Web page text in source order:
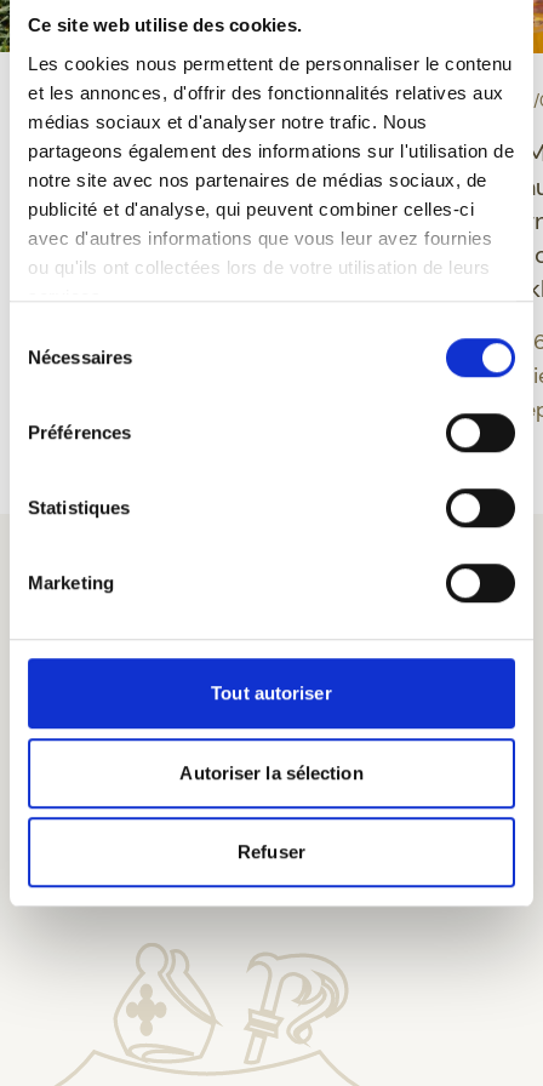
Ce site web utilise des cookies.
Les cookies nous permettent de personnaliser le contenu
et les annonces, d'offrir des fonctionnalités relatives aux
médias sociaux et d'analyser notre trafic. Nous
partageons également des informations sur l'utilisation de
notre site avec nos partenaires de médias sociaux, de
publicité et d'analyse, qui peuvent combiner celles-ci
avec d'autres informations que vous leur avez fournies
ou qu'ils ont collectées lors de votre utilisation de leurs
services.
Nécessaires
Préférences
Statistiques
Marketing
Tout autoriser
Autoriser la sélection
Refuser
PROEVERIJ-10/06/2026
Grisette Bio glutenvrij:
een Belgisch bier dat
plezier, evenwicht en
moderniteit verenigt
Grisette biedt een
Belgisch bier door
integreren in een
verankerd is in een
brouwkennis.
EVENEMENT-
Ducasse de
Feuillien
nieuwe
geïnspireerd
Montoise
Een editie
band tussen
erfgoed
Proef onze bieren bij onze